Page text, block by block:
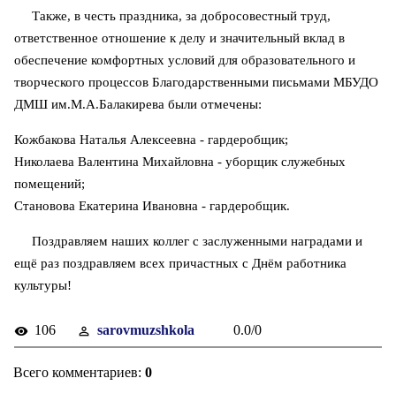
Также, в честь праздника, за добросовестный труд,
ответственное отношение к делу и значительный вклад в
обеспечение комфортных условий для образовательного и
творческого процессов Благодарственными письмами МБУДО
ДМШ им.М.А.Балакирева были отмечены:
Кожбакова Наталья Алексеевна - гардеробщик;
Николаева Валентина Михайловна - уборщик служебных
помещений;
Становова Екатерина Ивановна - гардеробщик.
Поздравляем наших коллег с заслуженными наградами и
ещё раз поздравляем всех причастных с Днём работника
культуры!
106 sarovmuzshkola 0.0/0
Всего комментариев: 0